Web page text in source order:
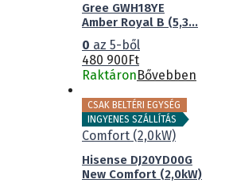
Gree GWH18YE
Amber Royal B (5,3...
0 az 5-ből
480 900Ft
RaktáronBővebben
CSAK BELTÉRI EGYSÉG
INGYENES SZÁLLÍTÁS
Hisense DJ20YD00G
New Comfort (2,0kW)